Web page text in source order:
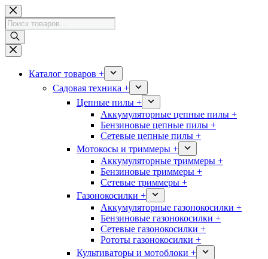
Перейти
к
сути
Поиск
товаров
Каталог товаров +
Садовая техника +
Цепные пилы +
Аккумуляторные цепные пилы +
Бензиновые цепные пилы +
Сетевые цепные пилы +
Мотокосы и триммеры +
Аккумуляторные триммеры +
Бензиновые триммеры +
Сетевые триммеры +
Газонокосилки +
Аккумуляторные газонокосилки +
Бензиновые газонокосилки +
Сетевые газонокосилки +
Рототы газонокосилки +
Культиваторы и мотоблоки +